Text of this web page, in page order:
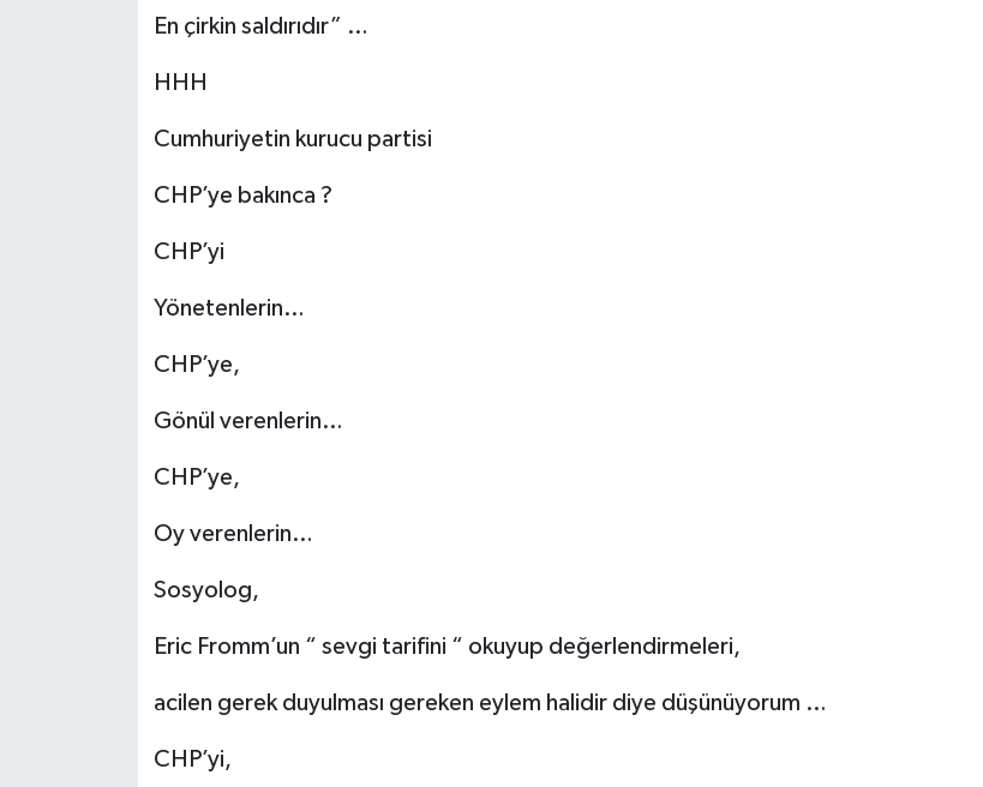
En çirkin saldırıdır” …
HHH
Cumhuriyetin kurucu partisi
CHP’ye bakınca ?
CHP’yi
Yönetenlerin…
CHP’ye,
Gönül verenlerin…
CHP’ye,
Oy verenlerin…
Sosyolog,
Eric Fromm’un “ sevgi tarifini “ okuyup değerlendirmeleri,
acilen gerek duyulması gereken eylem halidir diye düşünüyorum …
CHP’yi,